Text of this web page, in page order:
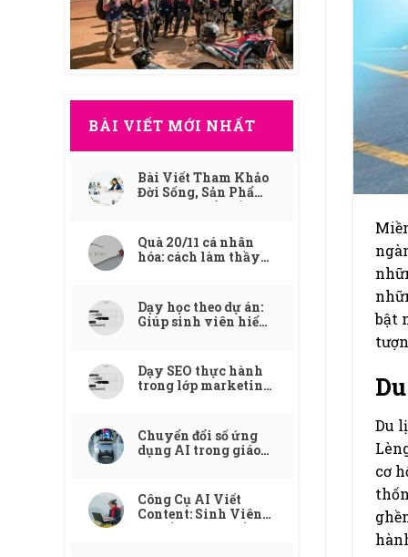
BÀI VIẾT MỚI NHẤT
Bài Viết Tham Khảo
Đời Sống, Sản Phẩm,
Dịch Vụ Phổ Biến
Quà 20/11 cá nhân
hóa: cách làm thầy
Dạy học theo dự án:
Giúp sinh viên hiểu
trình
Dạy SEO thực hành
trong lớp marketing:
thật
Chuyển đổi số ứng
dụng AI trong giáo
gì cho ngành đào
tạo?
Công Cụ AI Viết
Content: Sinh Viên
Truyền Thông Cần
bật
Du
cơ